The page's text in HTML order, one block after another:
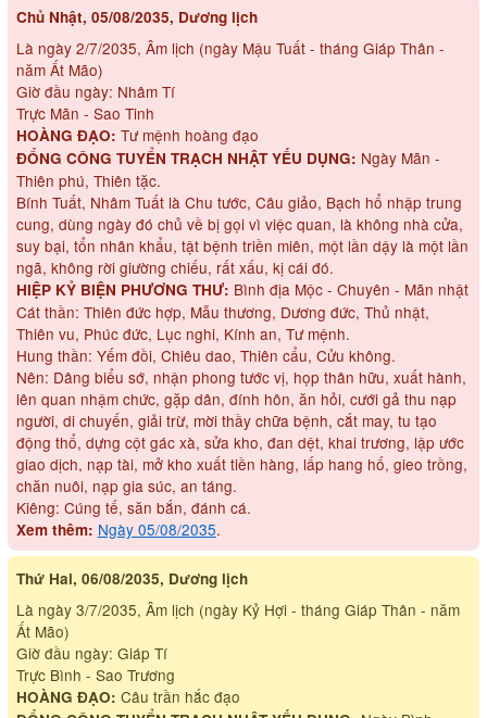
Chủ Nhật, 05/08/2035, Dương lịch
Là ngày 2/7/2035, Âm lịch (ngày Mậu Tuất - tháng Giáp Thân -
năm Ất Mão)
Giờ đầu ngày: Nhâm Tí
Trực Mãn - Sao Tinh
HOÀNG ĐẠO: Tư mệnh hoàng đạo
ĐỔNG CÔNG TUYỂN TRẠCH NHẬT YẾU DỤNG: Ngày Mãn -
Thiên phú, Thiên tặc.
Bính Tuất, Nhâm Tuất là Chu tước, Câu giảo, Bạch hổ nhập trung
cung, dùng ngày đó chủ về bị gọi vì việc quan, là không nhà cửa,
suy bại, tổn nhân khẩu, tật bệnh triền miên, một lần dậy là một lần
ngã, không rời giường chiếu, rất xấu, kị cái đó.
HIỆP KỶ BIỆN PHƯƠNG THƯ: Bình địa Mộc - Chuyên - Mãn nhật
Cát thần: Thiên đức hợp, Mẫu thương, Dương đức, Thủ nhật,
Thiên vu, Phúc đức, Lục nghi, Kính an, Tư mệnh.
Hung thần: Yếm đồi, Chiêu dao, Thiên cẩu, Cửu không.
Nên: Dâng biểu sớ, nhận phong tước vị, họp thân hữu, xuất hành,
lên quan nhậm chức, gặp dân, đính hôn, ăn hỏi, cưới gả thu nạp
người, di chuyến, giải trừ, mời thầy chữa bệnh, cắt may, tu tạo
động thổ, dựng cột gác xà, sửa kho, đan dệt, khai trương, lập ước
giao dịch, nạp tài, mở kho xuất tiền hàng, lấp hang hố, gieo trồng,
chăn nuôi, nạp gia súc, an táng.
Kiêng: Cúng tế, săn bắn, đánh cá.
Xem thêm: Ngày 05/08/2035.
Thứ Hai, 06/08/2035, Dương lịch
Là ngày 3/7/2035, Âm lịch (ngày Kỷ Hợi - tháng Giáp Thân - năm
Ất Mão)
Giờ đầu ngày: Giáp Tí
Trực Bình - Sao Trương
HOÀNG ĐẠO: Câu trần hắc đạo